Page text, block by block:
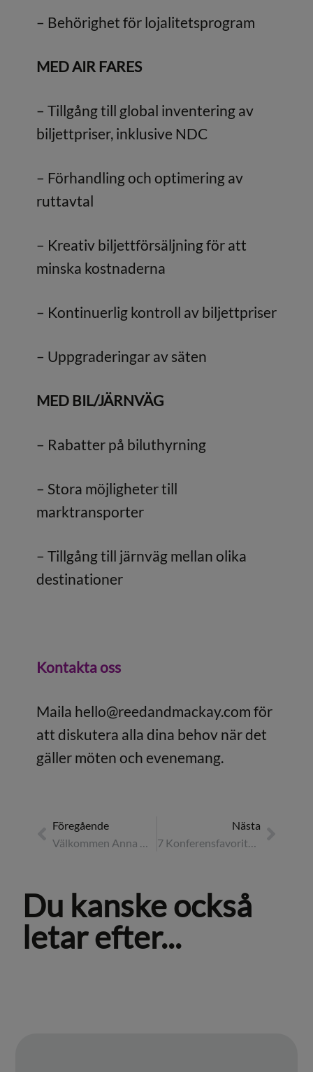
– Behörighet för lojalitetsprogram
MED AIR FARES
– Tillgång till global inventering av
biljettpriser, inklusive NDC
– Förhandling och optimering av
ruttavtal
– Kreativ biljettförsäljning för att
minska kostnaderna
– Kontinuerlig kontroll av biljettpriser
– Uppgraderingar av säten
MED BIL/JÄRNVÄG
– Rabatter på biluthyrning
– Stora möjligheter till
marktransporter
– Tillgång till järnväg mellan olika
destinationer
Kontakta oss
Maila hello@reedandmackay.com för
att diskutera alla dina behov när det
gäller möten och evenemang.
Föregående
Välkommen Anna Öberg
Nästa
7 Konferensfavoriter i Sverige
Du kanske också
letar efter...